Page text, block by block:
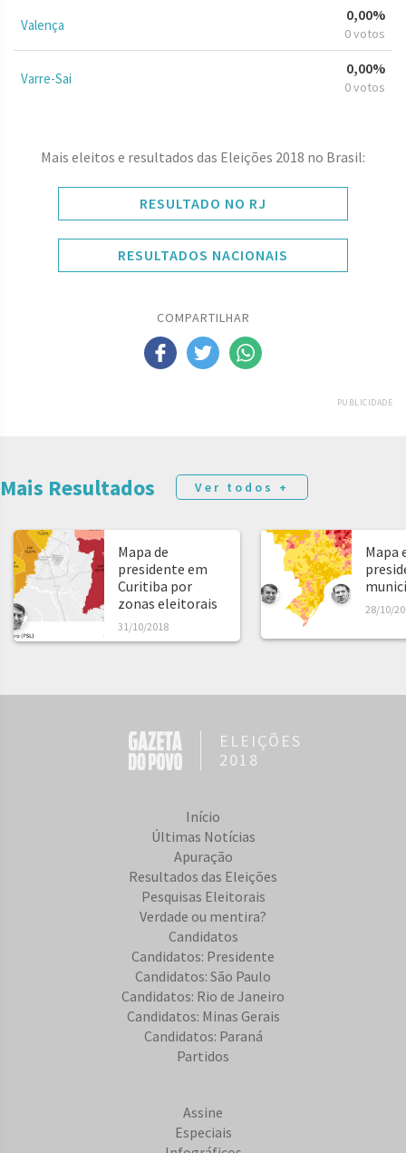
Valença
0,00%
0 votos
Varre-Sai
0,00%
0 votos
Mais eleitos e resultados das Eleições 2018 no Brasil:
RESULTADO NO RJ
RESULTADOS NACIONAIS
COMPARTILHAR
PUBLICIDADE
Mais Resultados Ver todos +
Mapa de
presidente em
Curitiba por
zonas eleitorais
31/10/2018
Mapa
28/10/
ELEIÇÕES
2018
Início
Últimas Notícias
Apuração
Resultados das Eleições
Pesquisas Eleitorais
Verdade ou mentira?
Candidatos
Candidatos: Presidente
Candidatos: São Paulo
Candidatos: Rio de Janeiro
Candidatos: Minas Gerais
Candidatos: Paraná
Partidos
Assine
Especiais